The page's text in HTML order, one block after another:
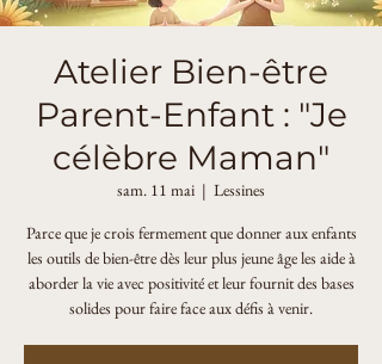
Atelier Bien-être
Parent-Enfant : "Je
célèbre Maman"
sam. 11 mai
  |
Lessines
Parce que je crois fermement que donner aux enfants
les outils de bien-être dès leur plus jeune âge les aide à
aborder la vie avec positivité et leur fournit des bases
solides pour faire face aux défis à venir.